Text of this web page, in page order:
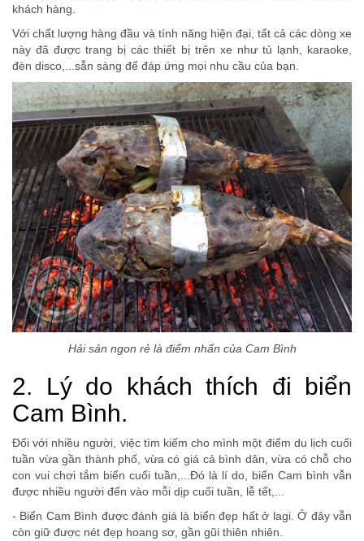
khách hàng.
Với chất lượng hàng đầu và tính năng hiện đại, tất cả các dòng xe
này đã được trang bị các thiết bị trên xe như tủ lạnh, karaoke,
đèn disco,...sẵn sàng để đáp ứng mọi nhu cầu của bạn.
Hải sản ngon rẻ là điểm nhấn của Cam Bình
2. Lý do khách thích đi biển
Cam Bình.
Đối với nhiều người, việc tìm kiếm cho mình một điểm du lịch cuối
tuần vừa gần thành phố, vừa có giá cả bình dân, vừa có chỗ cho
con vui chơi tắm biển cuối tuần,...Đó là lí do, biển Cam bình vẫn
được nhiều người đến vào mỗi dịp cuối tuần, lễ tết,...
- Biển Cam Bình được đánh giá là biển đẹp hất ở lagi. Ở đây vẫn
còn giữ được nét đẹp hoang sơ, gần gũi thiên nhiên.